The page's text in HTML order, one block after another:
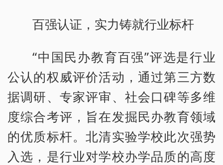
百强认证，实力铸就行业标杆
“中国民办教育百强”评选是行业
公认的权威评价活动，通过第三方数
据调研、专家评审、社会口碑等多维
度综合考评，旨在发掘民办教育领域
的优质标杆。北清实验学校此次强势
入选，是行业对学校办学品质的高度